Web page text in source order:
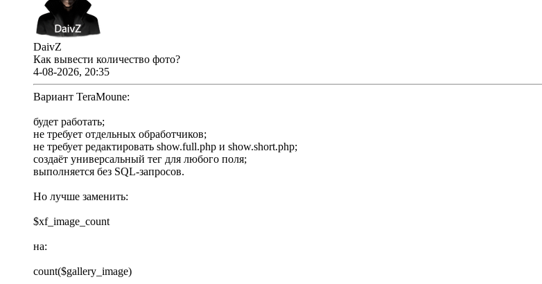
DaivZ
Как вывести количество фото?
4-08-2026, 20:35
Вариант TeraMoune:
будет работать;
не требует отдельных обработчиков;
не требует редактировать show.full.php и show.short.php;
создаёт универсальный тег для любого поля;
выполняется без SQL-запросов.
Но лучше заменить:
$xf_image_count
на:
count($gallery_image)